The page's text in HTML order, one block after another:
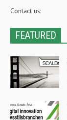
Contact us:
FEATURED